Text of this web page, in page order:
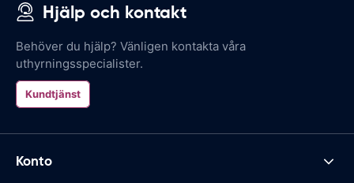
Hjälp och kontakt
Behöver du hjälp? Vänligen kontakta våra
uthyrningsspecialister.
Kundtjänst
Konto